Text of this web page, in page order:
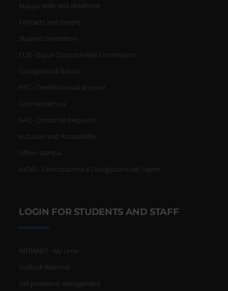
Mappa delle sedi didattiche
Contacts and people
Student Orientation
CUG - Equal Opportunities Commission
Consigliera di fiducia
PEC - Certified e-mail account
Connect with us
FAQ - Domande frequenti
Inclusion and Accessibility
Ufficio stampa
VaDiS - Valorizzazione e Divulgazione dei Saperi
LOGIN FOR STUDENTS AND STAFF
INTRANET - My Univr
Outlook Webmail
GIA password management